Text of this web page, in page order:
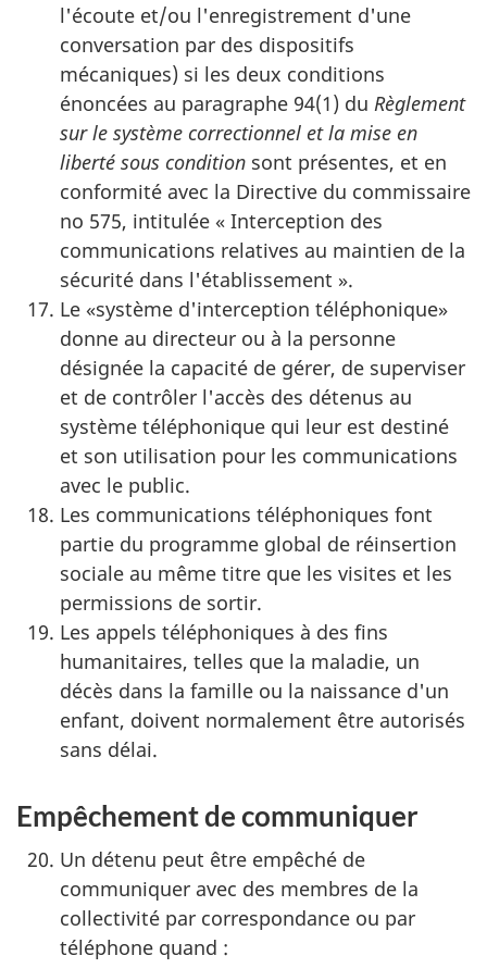
l'écoute et/ou l'enregistrement d'une
conversation par des dispositifs
mécaniques) si les deux conditions
énoncées au paragraphe 94(1) du Règlement
sur le système correctionnel et la mise en
liberté sous condition sont présentes, et en
conformité avec la Directive du commissaire
no 575, intitulée « Interception des
communications relatives au maintien de la
sécurité dans l'établissement ».
Le «système d'interception téléphonique»
donne au directeur ou à la personne
désignée la capacité de gérer, de superviser
et de contrôler l'accès des détenus au
système téléphonique qui leur est destiné
et son utilisation pour les communications
avec le public.
Les communications téléphoniques font
partie du programme global de réinsertion
sociale au même titre que les visites et les
permissions de sortir.
Les appels téléphoniques à des fins
humanitaires, telles que la maladie, un
décès dans la famille ou la naissance d'un
enfant, doivent normalement être autorisés
sans délai.
Empêchement de communiquer
Un détenu peut être empêché de
communiquer avec des membres de la
collectivité par correspondance ou par
téléphone quand :